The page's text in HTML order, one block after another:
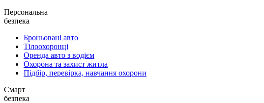
Персональна
безпека
Броньовані авто
Тілоохоронці
Оренда авто з водієм
Охорона та захист житла
Підбір, перевірка, навчання охорони
Смарт
безпека